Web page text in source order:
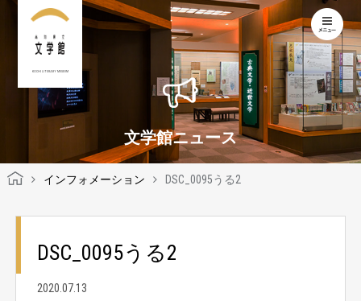
KOCHI LITERARY MUSEUM
文学館ニュース
インフォメーション DSC_0095うる2
DSC_0095うる2
2020.07.13